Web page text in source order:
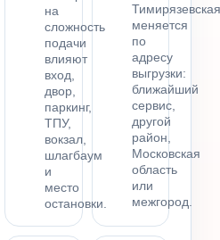
на
сложность
подачи
влияют
вход,
двор,
паркинг,
ТПУ,
вокзал,
шлагбаум
и
место
остановки.
Тимирязевская
меняется
по
адресу
выгрузки:
ближайший
сервис,
другой
район,
Московская
область
или
межгород.